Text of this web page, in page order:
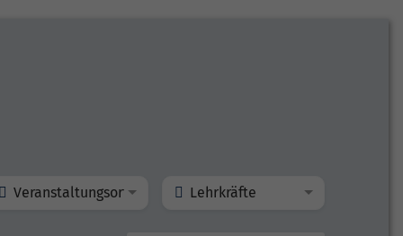
Veranstaltungsort Lehrkräfte